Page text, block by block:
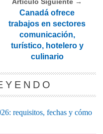
Canadá ofrece
trabajos en sectores
comunicación,
turístico, hotelero y
culinario
requisitos, fechas y cómo